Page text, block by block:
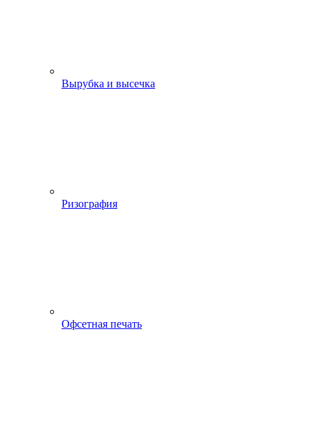
Вырубка и высечка
Ризография
Офсетная печать